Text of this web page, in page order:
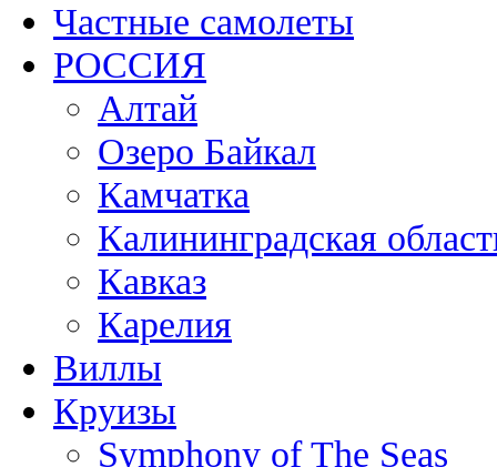
Частные самолеты
РОССИЯ
Алтай
Озеро Байкал
Камчатка
Калининградская
Кавказ
Карелия
Виллы
Круизы
Symphony of The Seas